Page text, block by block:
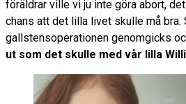
föräldrar ville vi ju inte göra abort,
chans att det lilla livet skulle må bra.
gallstensoperationen genomgicks
ut som det skulle med vår lilla